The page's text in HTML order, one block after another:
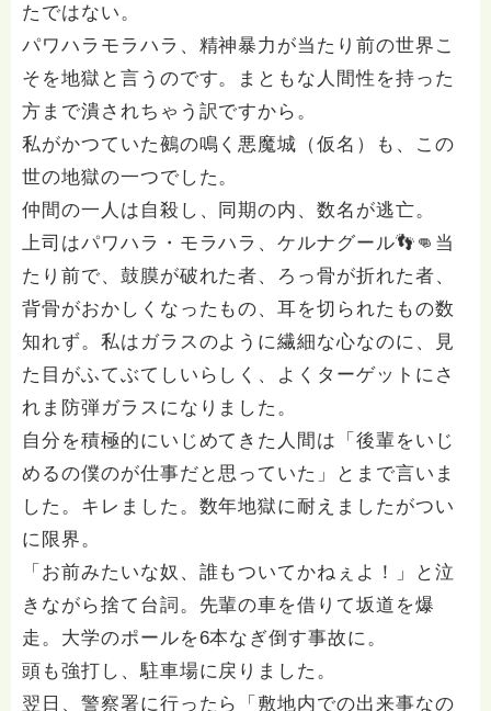
たではない。
パワハラモラハラ、精神暴力が当たり前の世界こ
そを地獄と言うのです。まともな人間性を持った
方まで潰されちゃう訳ですから。
私がかつていた鵺の鳴く悪魔城（仮名）も、この
世の地獄の一つでした。
仲間の一人は自殺し、同期の内、数名が逃亡。
上司はパワハラ・モラハラ、ケルナグール👣👊当
たり前で、鼓膜が破れた者、ろっ骨が折れた者、
背骨がおかしくなったもの、耳を切られたもの数
知れず。私はガラスのように繊細な心なのに、見
た目がふてぶてしいらしく、よくターゲットにさ
れま防弾ガラスになりました。
自分を積極的にいじめてきた人間は「後輩をいじ
めるの僕のが仕事だと思っていた」とまで言いま
した。キレました。数年地獄に耐えましたがつい
に限界。
「お前みたいな奴、誰もついてかねぇよ！」と泣
きながら捨て台詞。先輩の車を借りて坂道を爆
走。大学のポールを6本なぎ倒す事故に。
頭も強打し、駐車場に戻りました。
翌日、警察署に行ったら「敷地内での出来事なの